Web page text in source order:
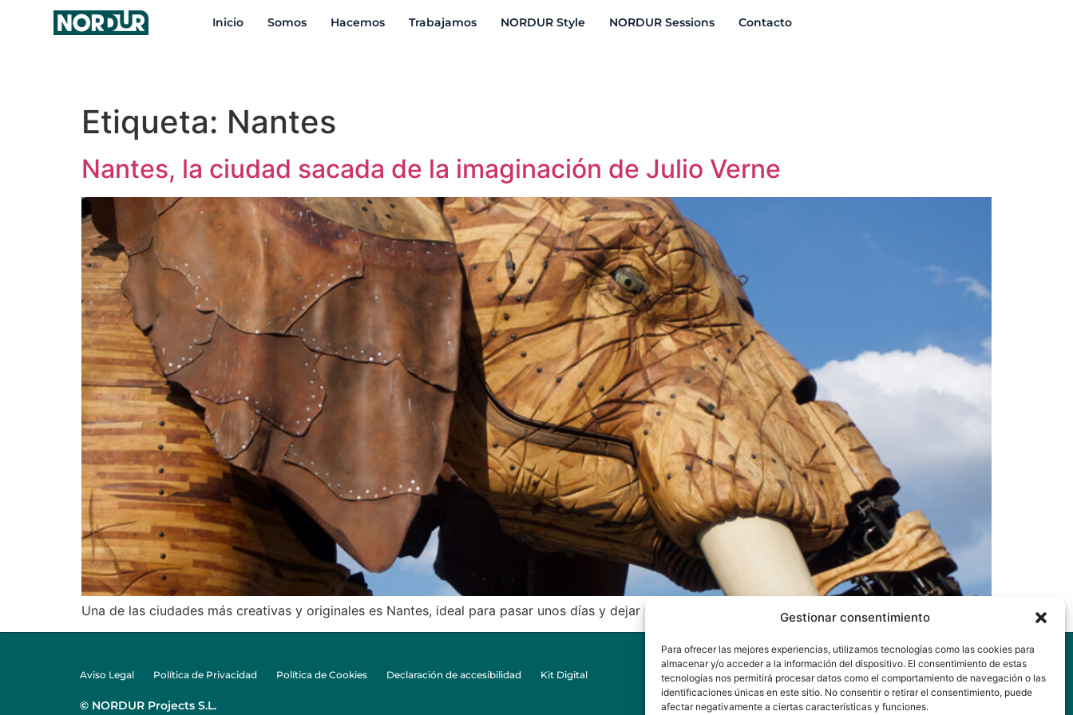
Gestionar consentimiento
Para ofrecer las mejores experiencias, utilizamos tecnologías como las cookies para
almacenar y/o acceder a la información del dispositivo. El consentimiento de estas
tecnologías nos permitirá procesar datos como el comportamiento de navegación o las
identificaciones únicas en este sitio. No consentir o retirar el consentimiento, puede
afectar negativamente a ciertas características y funciones.
contenido
Inicio Somos Hacemos Trabajamos NORDUR Style NORDUR Sessions Contacto
Etiqueta: Nantes
Nantes, la ciudad sacada de la imaginación de Julio Verne
Una de las ciudades más creativas y originales es Nantes, ideal para pasar unos días y dejar volar la imaginación.
Aviso Legal Política de Privacidad Política de Cookies Declaración de accesibilidad Kit Digital
NORDUR Projects
+34 682 251 875
info@nordurprojects.com
© NORDUR Projects S.L.